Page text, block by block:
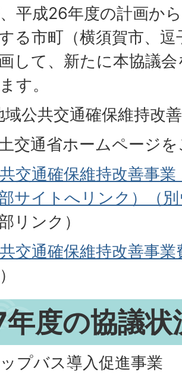
平成26年度の計画か
る市町（横須賀市、
して、新たに本協議
す。
域公共交通確保維持改
交通省ホームページ
交通確保維持改善事
サイトへリンク）（
リンク）
交通確保維持改善事
度の協議状
プバス導入促進事業